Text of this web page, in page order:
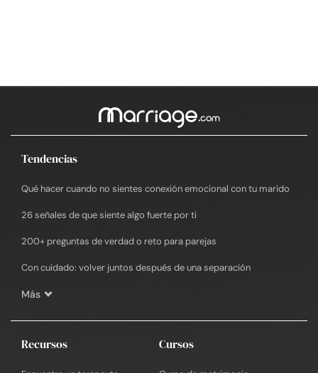
Tendencias
Qué hacer cuando no sientes conexión emocional con tu marido
26 señales de que siente algo fuerte por ti
200+ preguntas de verdad o reto para parejas
Con cuidado: volver juntos después de una separación
Más
Recursos Cursos